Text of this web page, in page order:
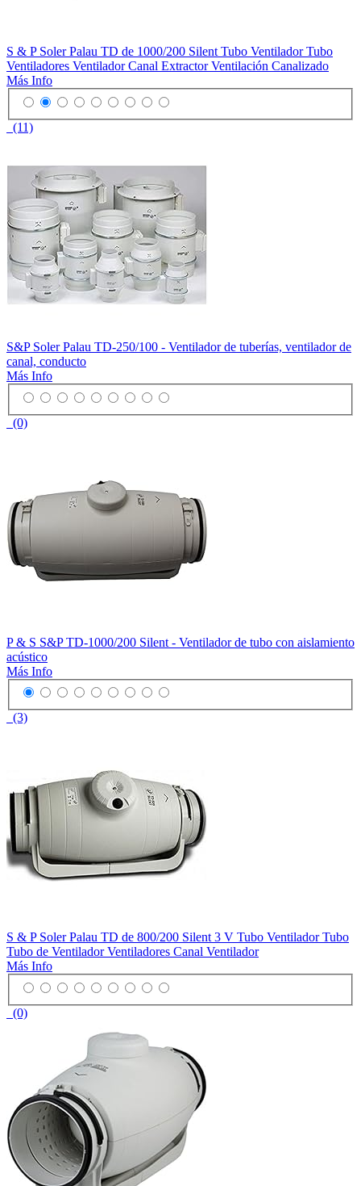
S & P Soler Palau TD de 1000/200 Silent Tubo Ventilador Tubo
Ventiladores Ventilador Canal Extractor Ventilación Canalizado
Más Info
(11)
S&P Soler Palau TD-250/100 - Ventilador de tuberías, ventilador de
canal, conducto
Más Info
(0)
P & S S&P TD-1000/200 Silent - Ventilador de tubo con aislamiento
acústico
Más Info
(3)
S & P Soler Palau TD de 800/200 Silent 3 V Tubo Ventilador Tubo
Tubo de Ventilador Ventiladores Canal Ventilador
Más Info
(0)